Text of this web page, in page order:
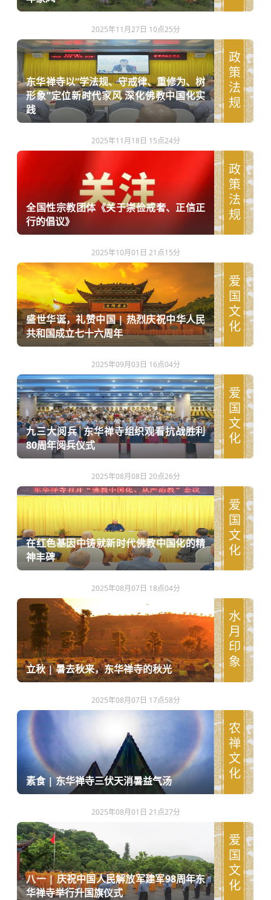
2025年11月27日 10点25分
东华禅寺以“学法规、守戒律、重修为、树
形象”定位新时代家风 深化佛教中国化实
践
政策法规
2025年11月18日 15点24分
全国性宗教团体《关于崇俭戒奢、正信正
行的倡议》
政策法规
2025年10月01日 21点15分
盛世华诞，礼赞中国 | 热烈庆祝中华人民
共和国成立七十六周年
爱国文化
2025年09月03日 16点04分
九三大阅兵│东华禅寺组织观看抗战胜利
80周年阅兵仪式
爱国文化
2025年08月08日 20点26分
在红色基因中铸就新时代佛教中国化的精
神丰碑
爱国文化
2025年08月07日 18点04分
立秋 | 暑去秋来，东华禅寺的秋光 水月印象
2025年08月07日 17点58分
素食 | 东华禅寺三伏天消暑益气汤 农禅文化
2025年08月01日 21点27分
八一 | 庆祝中国人民解放军建军98周年东
华禅寺举行升国旗仪式
爱国文化